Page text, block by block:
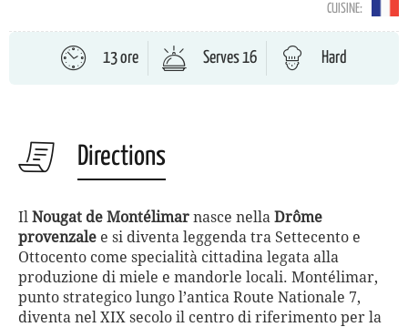
CUISINE:
13 ore Serves 16 Hard
Directions
Il Nougat de Montélimar nasce nella Drôme
provenzale e si diventa leggenda tra Settecento e
Ottocento come specialità cittadina legata alla
produzione di miele e mandorle locali. Montélimar,
punto strategico lungo l’antica Route Nationale 7,
diventa nel XIX secolo il centro di riferimento per la